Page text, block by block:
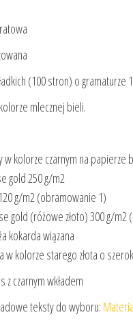
(100 stron) o gramaturze
mlecznej bieli.
kolorze czarnym na papierze
gold 250 g/m2
g/m2 (obramowanie 1)
gold (różowe złoto) 300 g/
kokarda wiązana
w kolorze starego złota o
czarnym wkładem
teksty do wyboru: